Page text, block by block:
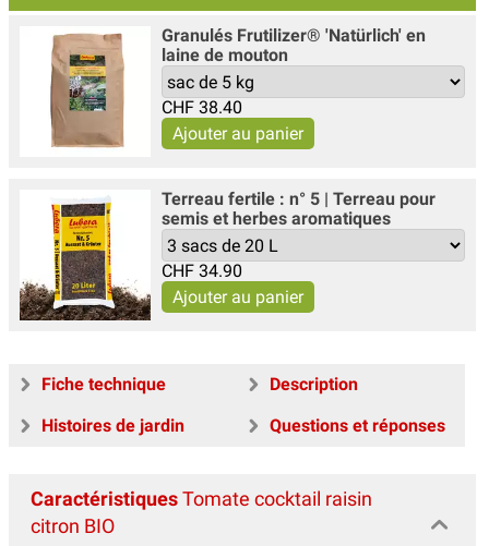
Granulés Frutilizer® 'Natürlich' en
laine de mouton
CHF 38.40
Terreau fertile : n° 5 | Terreau pour
semis et herbes aromatiques
CHF 34.90
Fiche technique
Description
Histoires de jardin
Questions et réponses
CaractéristiquesTomate cocktail raisin
citron BIO